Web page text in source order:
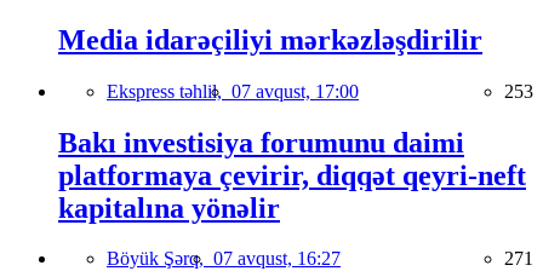
Media idarəçiliyi mərkəzləşdirilir
Ekspress təhlil, 07 avqust, 17:00 253
Bakı investisiya forumunu daimi
platformaya çevirir, diqqət qeyri-neft
kapitalına yönəlir
Böyük Şərq, 07 avqust, 16:27 271